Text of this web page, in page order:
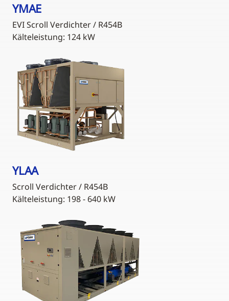
YMAE
EVI Scroll Verdichter / R454B
Kälteleistung: 124 kW
YLAA
Scroll Verdichter / R454B
Kälteleistung: 198 - 640 kW